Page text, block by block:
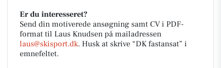
Er du interesseret?
Send din motiverede ansøgning samt CV i PDF-
format til Laus Knudsen på mailadressen
laus@skisport.dk. Husk at skrive “DK fastansat” i
emnefeltet.